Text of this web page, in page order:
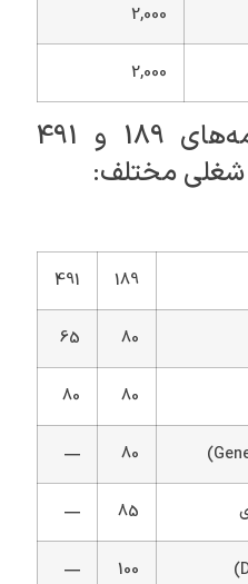
2,000
2,000
حداقل امتیاز دعوتنامه‌های 189 و 491
شغلی مختلف:
189
491
80
65
80
80
80
—
85
—
100
—